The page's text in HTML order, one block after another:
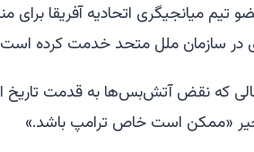
تا ۲۰۰۶ عضو تیم میانجیگری اتحادیه
در سازمان ملل متحد خدمت کرده
که نقض آتش‌بس‌ها به قدمت تاریخ
«ممکن است خاص ترامپ باشد.»